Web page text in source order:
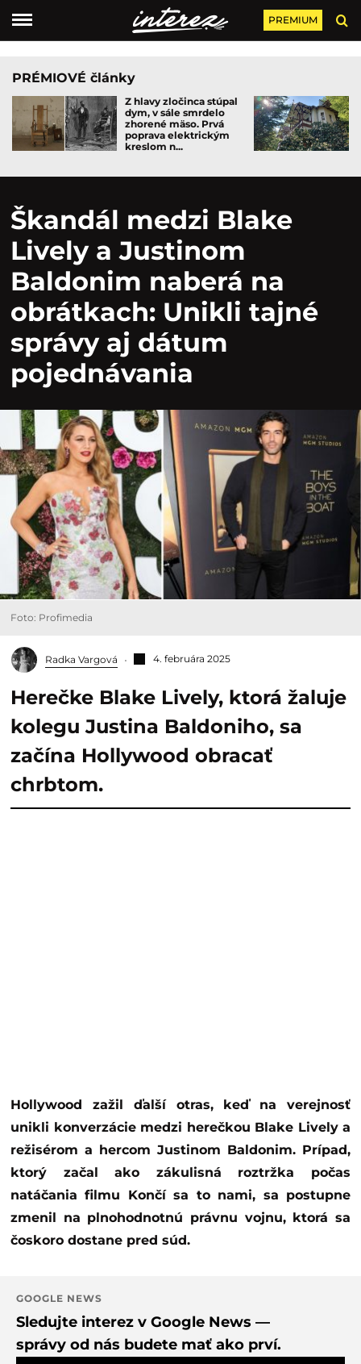
PREMIUM
PRÉMIOVÉ články
Z hlavy zločinca stúpal
dym, v sále smrdelo
zhorené mäso. Prvá
poprava elektrickým
kreslom n...
Škandál medzi Blake
Lively a Justinom
Baldonim naberá na
obrátkach: Unikli tajné
správy aj dátum
pojednávania
Foto: Profimedia
Radka Vargová 4. februára 2025
Herečke Blake Lively, ktorá žaluje
kolegu Justina Baldoniho, sa
začína Hollywood obracať
chrbtom.
Hollywood zažil ďalší otras, keď na verejnosť
unikli konverzácie medzi herečkou Blake Lively a
režisérom a hercom Justinom Baldonim. Prípad,
ktorý začal ako zákulisná roztržka počas
natáčania filmu Končí sa to nami, sa postupne
zmenil na plnohodnotnú právnu vojnu, ktorá sa
čoskoro dostane pred súd.
GOOGLE NEWS
Sledujte interez v Google News —
správy od nás budete mať ako prví.